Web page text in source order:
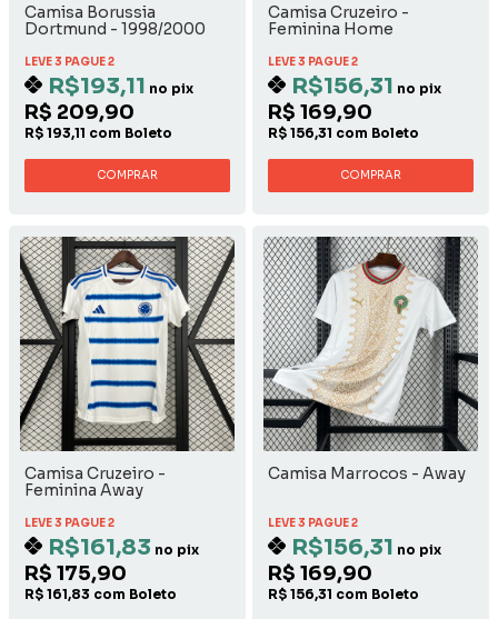
Camisa Borussia
Dortmund - 1998/2000
LEVE 3 PAGUE 2
R$193,11 no pix
R$ 209,90
R$ 193,11 com Boleto
COMPRAR
Camisa Cruzeiro -
Feminina Home
LEVE 3 PAGUE 2
R$156,31 no pix
R$ 169,90
R$ 156,31 com Boleto
COMPRAR
Camisa Cruzeiro -
Feminina Away
LEVE 3 PAGUE 2
R$161,83 no pix
R$ 175,90
R$ 161,83 com Boleto
Camisa Marrocos - Away
LEVE 3 PAGUE 2
R$156,31 no pix
R$ 169,90
R$ 156,31 com Boleto